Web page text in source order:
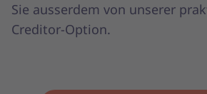
Sie ausserdem von unserer
Creditor-Option.